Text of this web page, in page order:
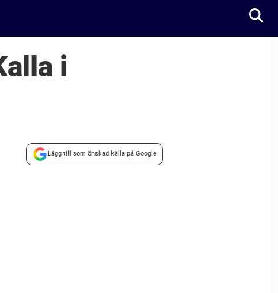
i
Lägg till som önskad källa på Google